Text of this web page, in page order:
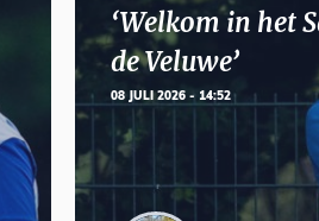
‘Welkom in het
de Veluwe’
08 JULI 2026 - 14:52